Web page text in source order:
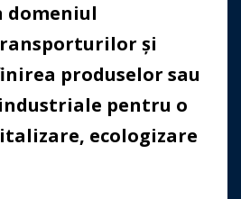
domeniul
și
produselor sau
pentru o
ecologizare